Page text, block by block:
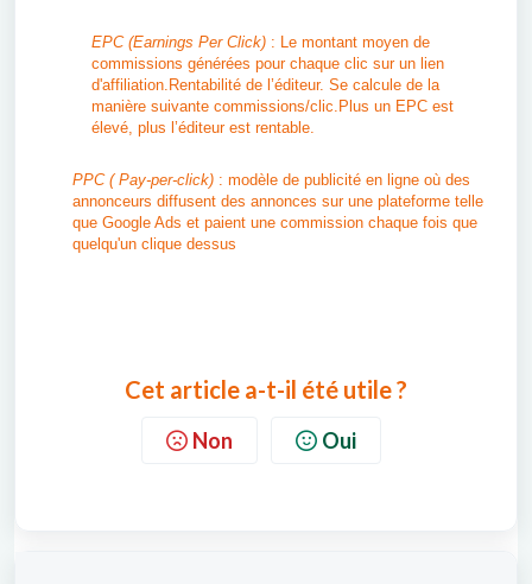
EPC (Earnings Per Click) : Le montant moyen de
commissions générées pour chaque clic sur un lien
d'affiliation.Rentabilité de l’éditeur. Se calcule de la
manière suivante commissions/clic.Plus un EPC est
élevé, plus l’éditeur est rentable.
PPC ( Pay-per-click) : modèle de publicité en ligne où des
annonceurs diffusent des annonces sur une plateforme telle
que Google Ads et paient une commission chaque fois que
quelqu'un clique dessus
Cet article a-t-il été utile ?
Non Oui